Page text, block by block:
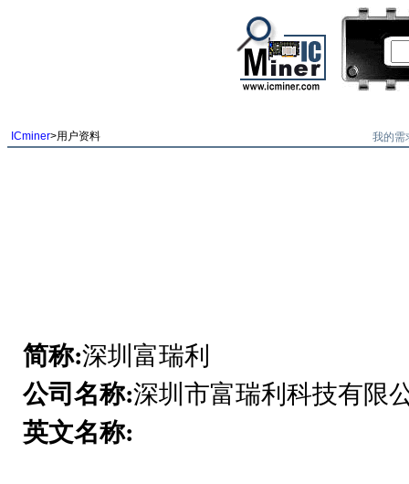
ICminer>用户资料 我的需
简称:深圳富瑞利
公司名称:深圳市富瑞利科技有限
英文名称: